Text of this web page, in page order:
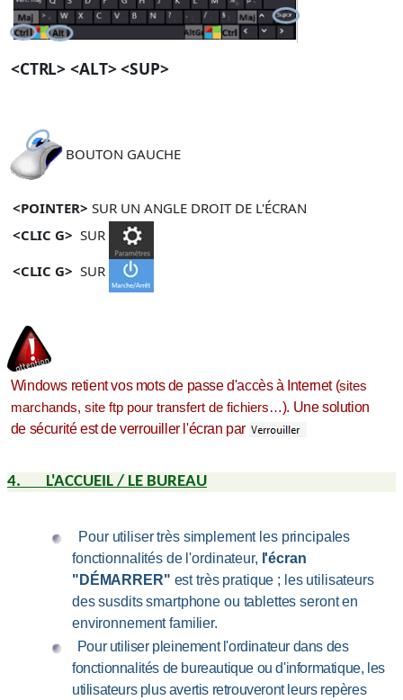
<CTRL> <ALT> <SUP>
BOUTON GAUCHE
<POINTER> SUR UN ANGLE DROIT DE L'ÉCRAN
<CLIC G> SUR
<CLIC G> SUR
Windows retient vos mots de passe d'accès à Internet (sites
marchands, site ftp pour transfert de fichiers…). Une solution
de sécurité est de verrouiller l'écran par
4. L'ACCUEIL / LE BUREAU
Pour utiliser très simplement les principales
fonctionnalités de l'ordinateur, l'écran
" DÉMARRER" est très pratique ; les utilisateurs
des susdits smartphone ou tablettes seront en
environnement familier.
Pour utiliser pleinement l'ordinateur dans des
fonctionnalités de bureautique ou d'informatique, les
utilisateurs plus avertis retrouveront leurs repères